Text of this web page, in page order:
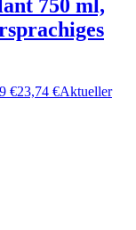
750 ml,
€23,74 €Aktueller